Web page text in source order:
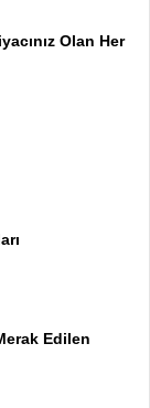
Olan Her
Edilen